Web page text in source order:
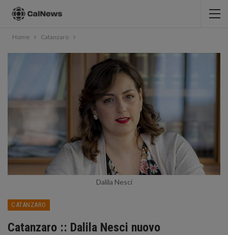
Home Catanzaro
Dalila Nesci
CATANZARO
Catanzaro :: Dalila Nesci nuovo